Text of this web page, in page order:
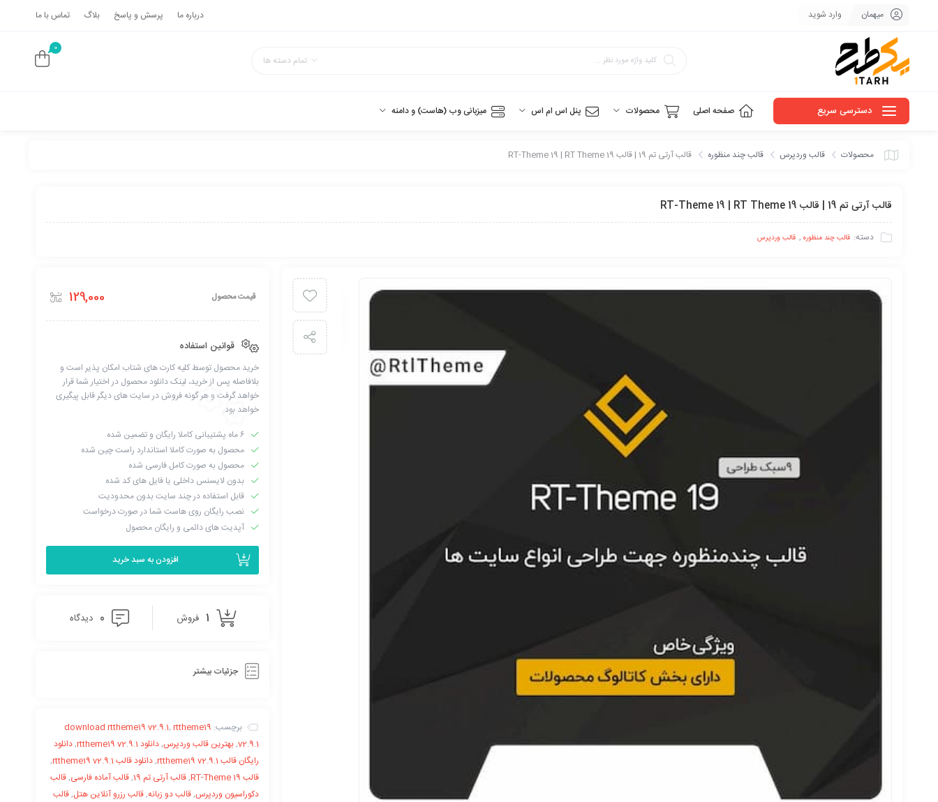
میهمان وارد شوید درباره ما پرسش و پاسخ بلاگ تماس با ما
تمام دسته ها
0
دسترسی سریع صفحه اصلی محصولات پنل اس ام اس میزبانی وب (هاست) و دامنه
محصولات قالب وردپرس قالب چند منظوره قالب آرتی تم 19 | قالب RT-Theme 19 | RT Theme 19
قالب آرتی تم 19 | قالب RT-Theme 19 | RT Theme 19
دسته: قالب چند منظوره , قالب وردپرس
قیمت محصول 129,000
قوانین استفاده
خرید محصول توسط کلیه کارت های شتاب امکان پذیر است و
بلافاصله پس از خرید، لینک دانلود محصول در اختیار شما قرار
خواهد گرفت و هر گونه فروش در سایت های دیگر قابل پیگیری
خواهد بود.
۶ ماه پشتیبانی کاملا رایگان و تضمین شده
محصول به صورت کاملا استاندارد راست چین شده
محصول به صورت کامل فارسی شده
بدون لایسنس داخلی یا فایل های کد شده
قابل استفاده در چند سایت بدون محدودیت
نصب رایگان روی هاست شما در صورت درخواست
آپدیت های دائمی و رایگان محصول
افزودن به سبد خرید
1 فروش 0 دیدگاه
جزئیات بیشتر
برچسب: download rttheme19 v2.9.1, rttheme19
v2.9.1
,بهترین قالب وردپرس,دانلود rttheme19 v2.9.1 ,دانلود
رایگان قالب rttheme19 v2.9.1
,دانلود قالب rttheme19 v2.9.1
,
قالب RT-Theme 19
,قالب آرتی تم 19 ,قالب آماده فارسی,قالب
دکوراسیون وردپرس,قالب دو زبانه,قالب رزرو آنلاین هتل,قالب